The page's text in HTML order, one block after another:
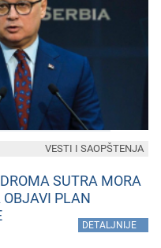
SUTRA MORA
OBJAVI PLAN
DETALJNIJE
VESTI I SAOPŠTENJA